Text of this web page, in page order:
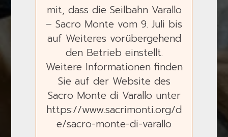
mit, dass die Seilbahn Varallo
– Sacro Monte vom 9. Juli bis
auf Weiteres vorübergehend
den Betrieb einstellt.
Weitere Informationen finden
Sie auf der Website des
Sacro Monte di Varallo unter
https://www.sacrimonti.org/d
e/sacro-monte-di-varallo